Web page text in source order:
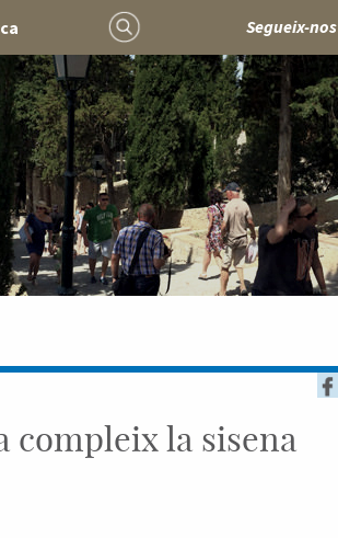
Segueix-nos
compleix la sisena